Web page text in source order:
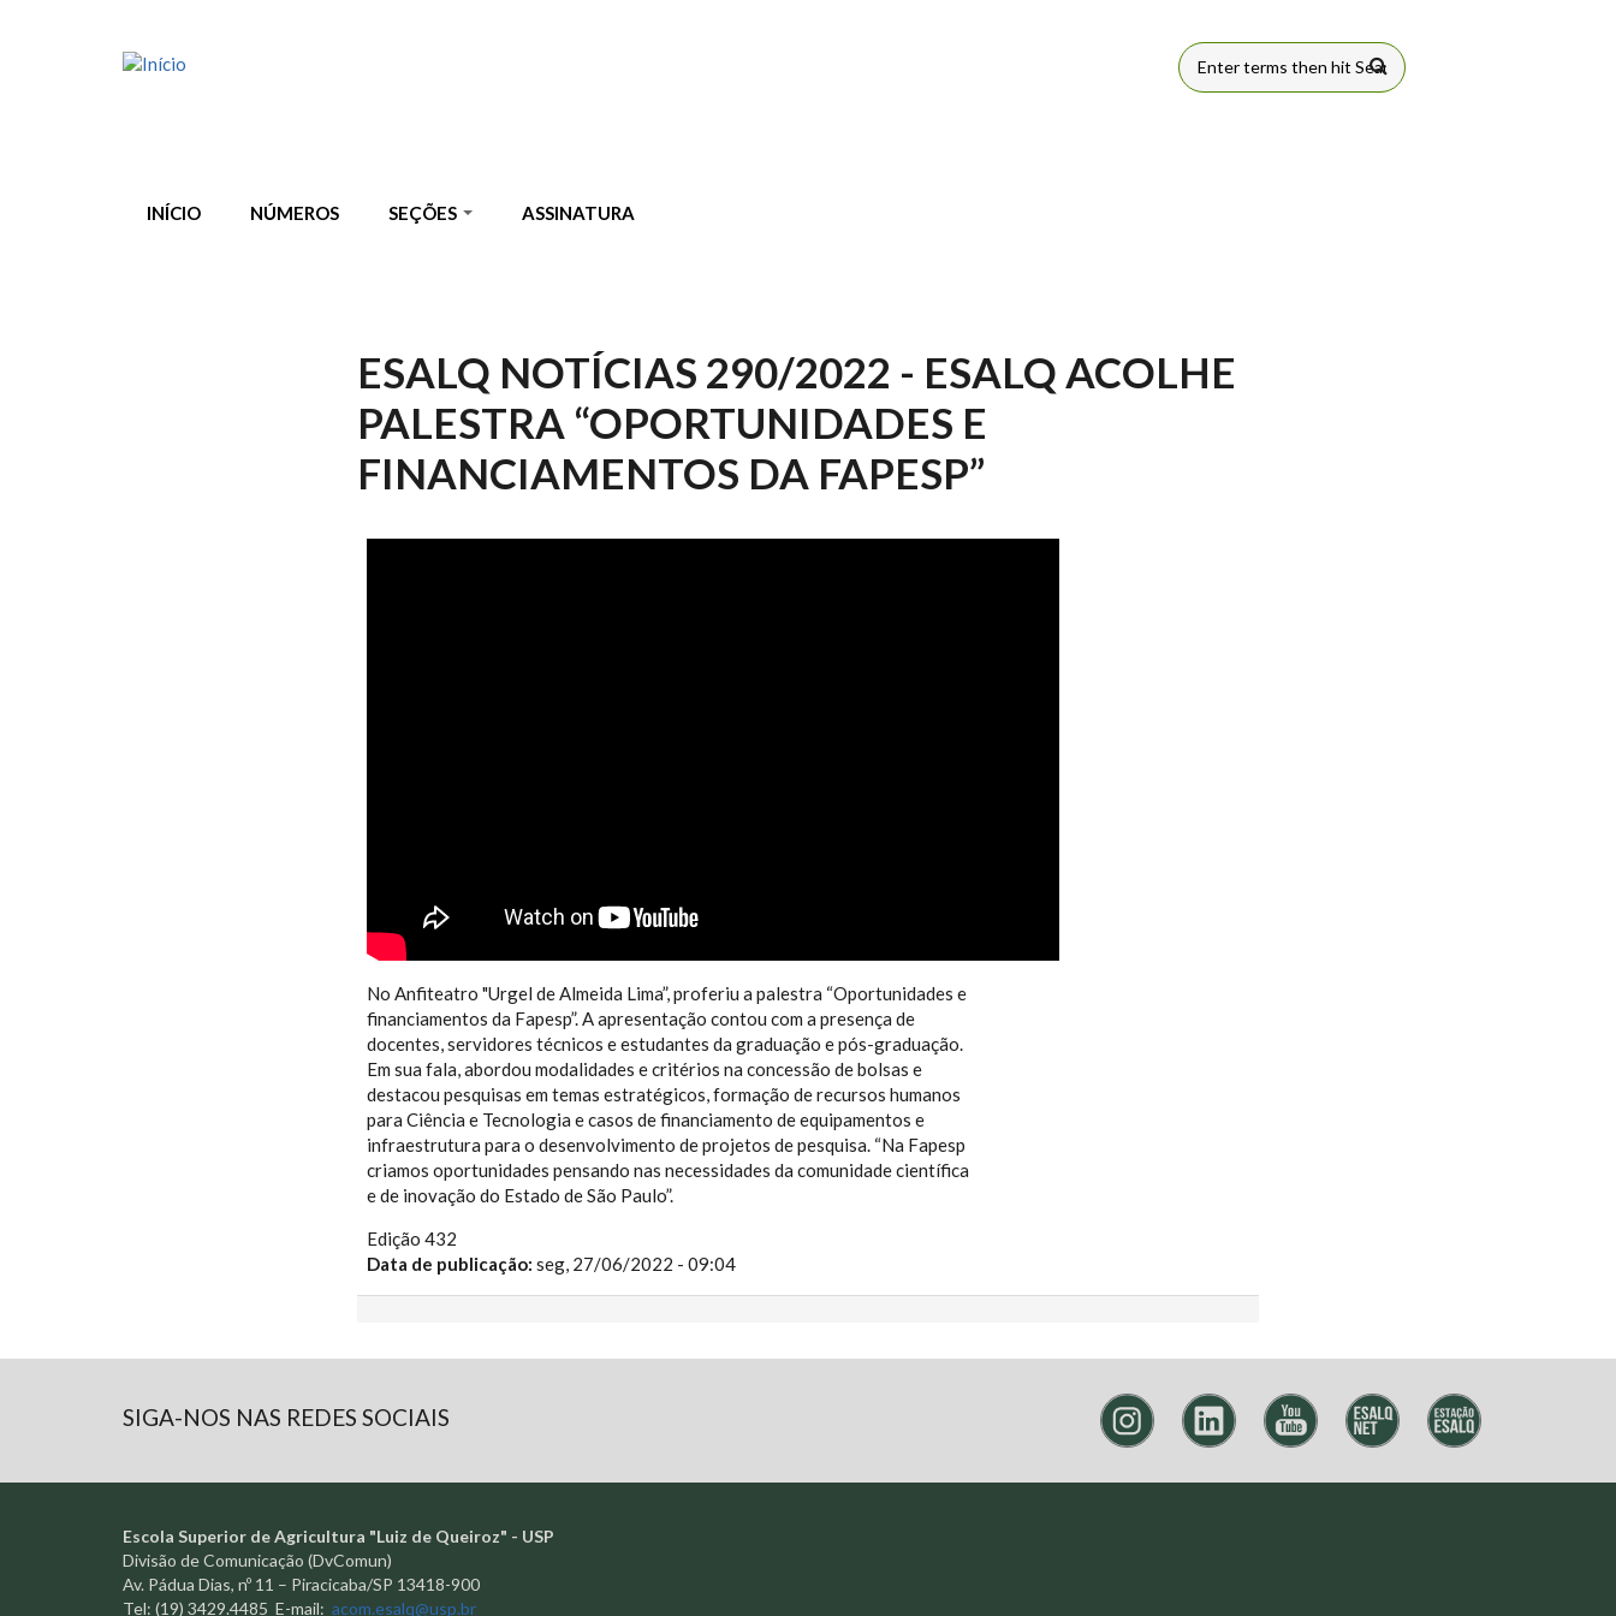
FORMULÁRIO
INÍCIO NÚMEROS SEÇÕES ASSINATURA
ESALQ NOTÍCIAS 290/2022 - ESALQ ACOLHE
PALESTRA “OPORTUNIDADES E
FINANCIAMENTOS DA FAPESP”
No Anfiteatro "Urgel de Almeida Lima”, proferiu a palestra “Oportunidades e
financiamentos da Fapesp”. A apresentação contou com a presença de
docentes, servidores técnicos e estudantes da graduação e pós-graduação.
Em sua fala, abordou modalidades e critérios na concessão de bolsas e
destacou pesquisas em temas estratégicos, formação de recursos humanos
para Ciência e Tecnologia e casos de financiamento de equipamentos e
infraestrutura para o desenvolvimento de projetos de pesquisa. “Na Fapesp
criamos oportunidades pensando nas necessidades da comunidade científica
e de inovação do Estado de São Paulo”.
Edição 432
Data de publicação: seg, 27/06/2022 - 09:04
SIGA-NOS NAS REDES SOCIAIS
Escola Superior de Agricultura "Luiz de Queiroz" - USP
Divisão de Comunicação (DvComun)
Av. Pádua Dias, nº 11 – Piracicaba/SP 13418-900
Tel: (19) 3429.4485 E-mail: acom.esalq@usp.br